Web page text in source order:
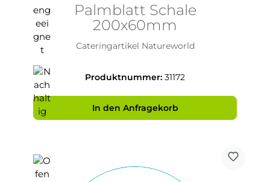
Palmblatt Schale
200x60mm
Cateringartikel Natureworld
Produktnummer: 31172
In den Anfragekorb